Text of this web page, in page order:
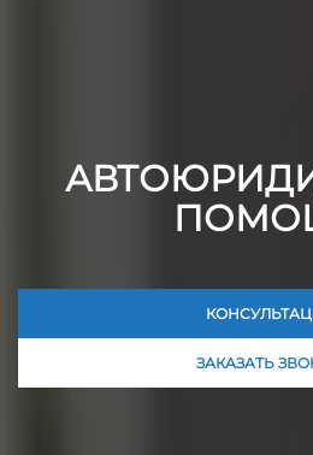
ЗАКАЗАТЬ